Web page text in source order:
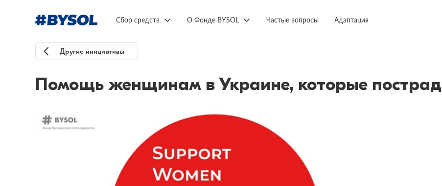
Сбор средств О Фонде BYSOL Частые вопросы Адаптация
Другие инициативы
Помощь женщинам в Украине, которые